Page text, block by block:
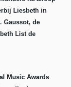
Liesbeth in
Gaussot, de
List de
Music Awards